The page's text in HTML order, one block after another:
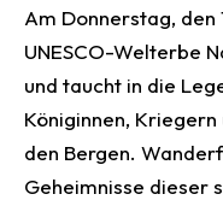
Am Donnerstag,
UNESCO-Welterbe
und taucht in die
Königinnen,
den Bergen.
Geheimnisse dieser